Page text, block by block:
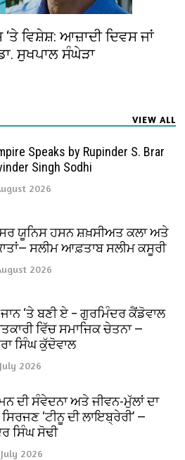
ਵਿਸ਼ੇਸ਼: ਆਜ਼ਾਦੀ ਦਿਵਸ ਜਾਂ
ਸੁਖਪਾਲ ਸੰਘੇੜਾ
VIEW ALL
Speaks by Rupinder S. Brar
Singh Sodhi
2026
ਯੂਨਿਸ ਹਸਨ ਸ਼ਖ਼ਸੀਅਤ ਕਲਾ ਅਤੇ
ਸਲੀਮ ਆਫ਼ਤਾਬ ਸਲੀਮ ਕਸੂਰੀ
2026
ਜਾਨ ‘ਤੇ ਬਣੀ ਏ – ਗੁਰਮਿੰਦਰ ਕੈਂਡੋਵਾਲ
ਵਿੱਚ ਸਮਾਜਿਕ ਚੇਤਨਾ —
ਸਿੰਘ ਕੁੱਦੋਵਾਲ
2026
ਦੀ ਸੰਵੇਦਨਾ ਅਤੇ ਜੀਵਨ-ਮੁੱਲਾਂ ਦਾ
‘ਟੀਨੂ ਦੀ ਲਾਇਬ੍ਰੇਰੀ’ —
ਸਿੰਘ ਸੋਢੀ
2026